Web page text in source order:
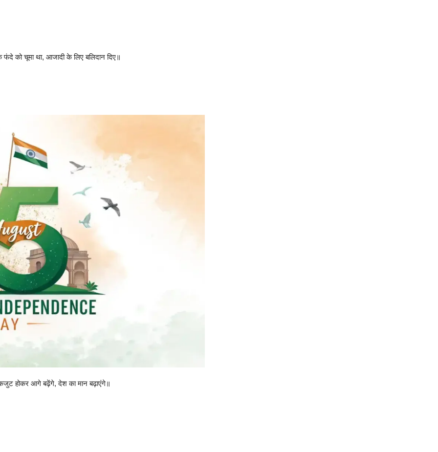
फंदे को चूमा था, आजादी के लिए बलिदान दिए॥
होकर आगे बढ़ेंगे, देश का मान बढ़ाएंगे॥